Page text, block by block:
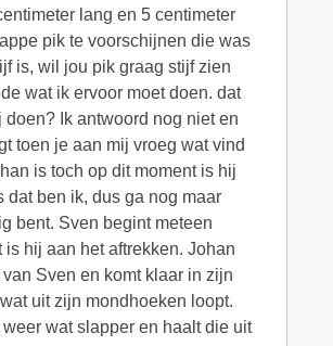
lang en 5 centimeter
pik te voorschijnen die was
is, wil jou pik graag stijf zien
wat ik ervoor moet doen. dat
Ik antwoord nog niet en
toen je aan mij vroeg wat vind
is toch op dit moment is hij
dat ben ik, dus ga nog maar
bent. Sven begint meteen
hij aan het aftrekken. Johan
Sven en komt klaar in zijn
uit zijn mondhoeken loopt.
wat slapper en haalt die uit